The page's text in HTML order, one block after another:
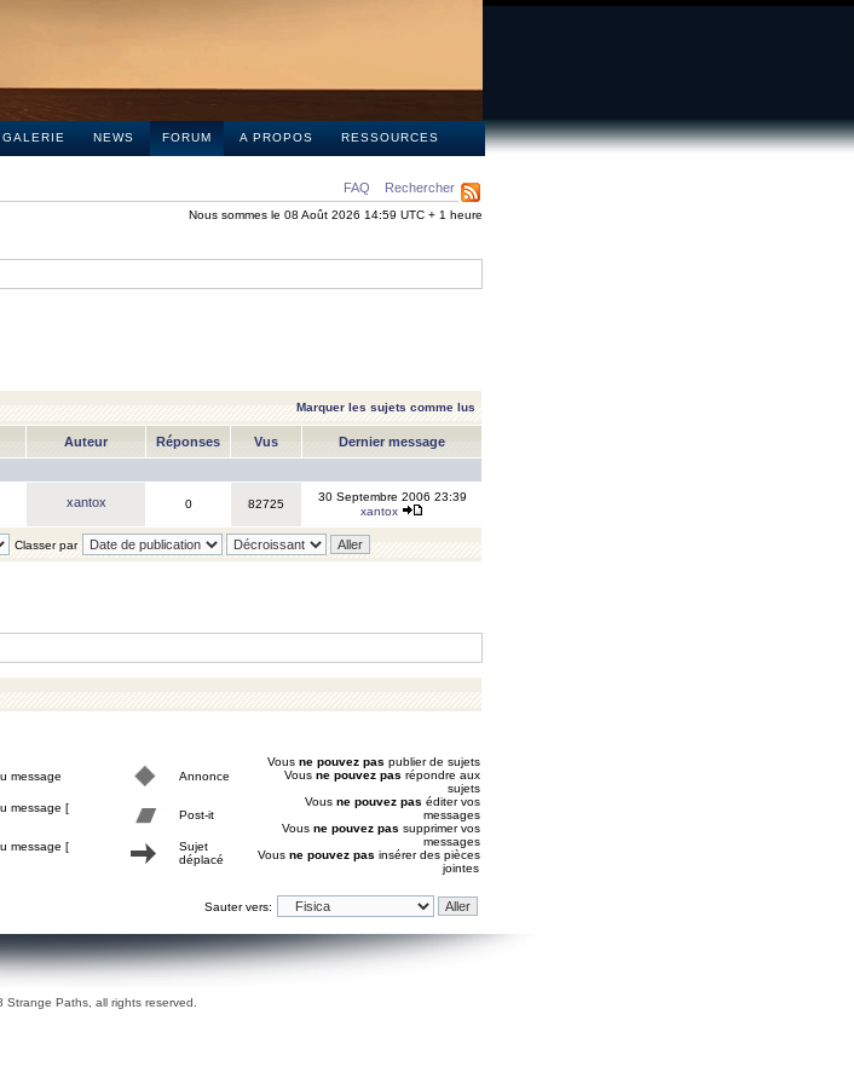
GALERIE NEWS FORUM A PROPOS RESSOURCES
FAQ Rechercher
Nous sommes le 08 Août 2026 14:59 UTC + 1 heure
Marquer les sujets comme lus
Auteur Réponses Vus Dernier message
xantox 0 82725
30 Septembre 2006 23:39
xantox
Classer par
message Annonce
message [
Post-it
message [
Sujet
déplacé
Vous ne pouvez pas publier de sujets
Vous ne pouvez pas répondre aux
sujets
Vous ne pouvez pas éditer vos
messages
Vous ne pouvez pas supprimer vos
messages
Vous ne pouvez pas insérer des pièces
jointes
Sauter vers:
Strange Paths, all rights reserved.